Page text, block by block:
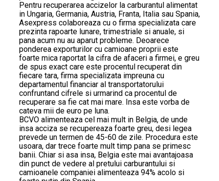
Pentru recuperarea accizelor la carburantul alimentat
in Ungaria, Germania, Austria, Franta, Italia sau Spania,
Asexpress colaboreaza cu o firma specializata care
prezinta rapoarte lunare, trimestriale si anuale, si
pana acum nu au aparut probleme. Deoarece
ponderea exporturilor cu camioane proprii este
foarte mica raportat la cifra de afaceri a firmei, e greu
de spus exact care este procentul recuperat din
fiecare tara, firma specializata impreuna cu
departamentul financiar al transportatorului
confruntand cifrele si urmarind ca procentul de
recuperare sa fie cat mai mare. Insa este vorba de
cateva mii de euro pe luna.
BCVO alimenteaza cel mai mult in Belgia, de unde
insa acciza se recupereaza foarte greu, desi legea
prevede un termen de 45-60 de zile. Procedura este
usoara, dar trece foarte mult timp pana se primesc
banii. Chiar si asa insa, Belgia este mai avantajoasa
din punct de vedere al pretului carburantului si
camioanele companiei alimenteaza 94% acolo si